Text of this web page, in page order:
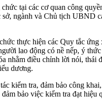
tại các cơ quan công
ngành và Chủ tịch UBND
thực hiện các Quy tắc
lao động có nề nếp, ý
điều chỉnh lời nói, thái
dương.
kiểm tra, đảm bảo công
bảo việc kiểm tra đạt